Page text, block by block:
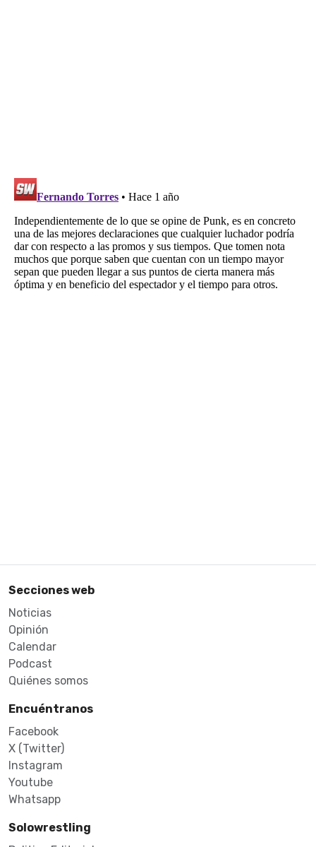
Secciones web
Noticias
Opinión
Calendar
Podcast
Quiénes somos
Encuéntranos
Facebook
X (Twitter)
Instagram
Youtube
Whatsapp
Solowrestling